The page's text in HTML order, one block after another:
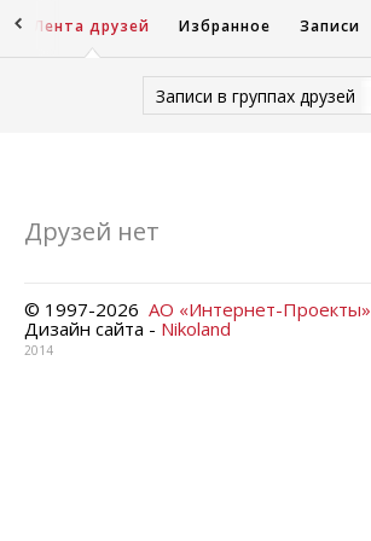
Лента друзей Избранное Записи
Записи в группах друзей
Друзей нет
© 1997-2026 АО «Интернет-Проекты»
Дизайн сайта - Nikoland
2014